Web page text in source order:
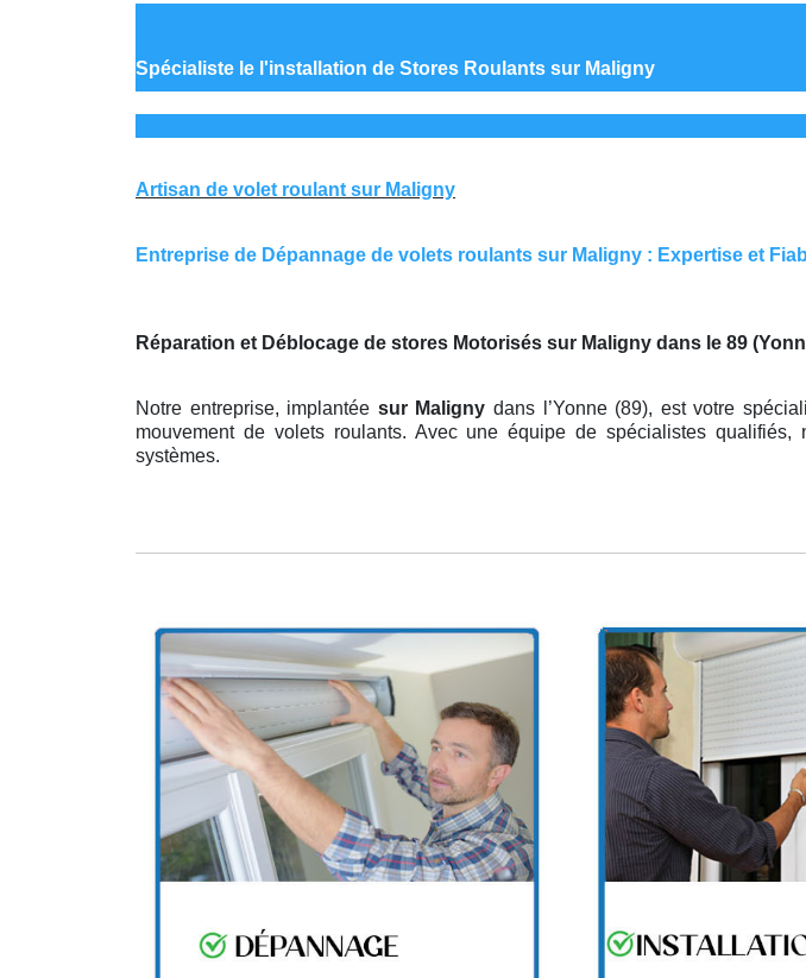
Spécialiste le l'installation de Stores Roulants sur Maligny
Artisan de volet roulant sur Maligny
Entreprise de Dépannage de volets roulants sur Maligny : Expertise et
Réparation et Déblocage de stores Motorisés sur Maligny dans le 89
Notre entreprise, implantée sur Maligny dans l’Yonne (89), est votre
mouvement de volets roulants. Avec une équipe de spécialistes
systèmes.